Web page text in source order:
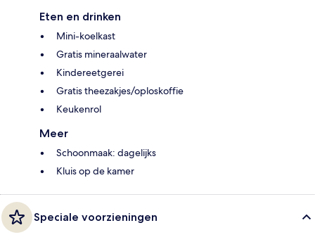
Eten en drinken
Mini-koelkast
Gratis mineraalwater
Kindereetgerei
Gratis theezakjes/oploskoffie
Keukenrol
Meer
Schoonmaak: dagelijks
Kluis op de kamer
Speciale voorzieningen